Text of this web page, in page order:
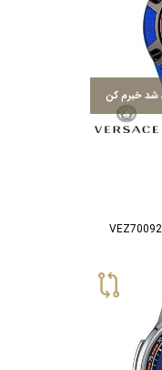
شد خبرم کن